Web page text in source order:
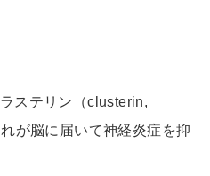
ステリン（clusterin,
が脳に届いて神経炎症を抑